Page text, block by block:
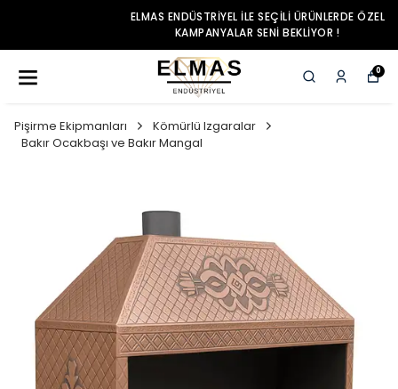
ELMAS ENDÜSTRIYEL ILE SEÇILI ÜRÜNLERDE ÖZEL
KAMPANYALAR SENI BEKLIYOR !
0
Pişirme Ekipmanları
Kömürlü Izgaralar
Bakır Ocakbaşı ve Bakır Mangal